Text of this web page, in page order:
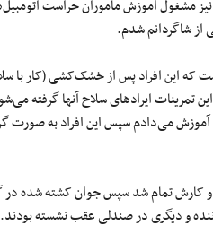
مشغول آموزش مأموران حراست
از شاگردانم شدم.
این افراد پس از خشک‌کشی (کار با
تمرینات ایرادهای سلاح آنها گرفته
آموزش می‌دادم سپس این افراد به صورت
و کارش تمام شد سپس جوان کشته شده
و دیگری در صندلی عقب نشسته بودند.